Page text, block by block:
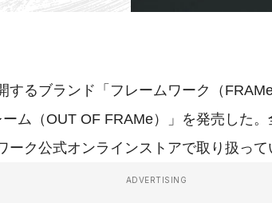
るブランド「フレームワーク（
ム（OUT OF FRAMe）」を発売した
ーク公式オンラインストアで取り扱って
ADVERTISING